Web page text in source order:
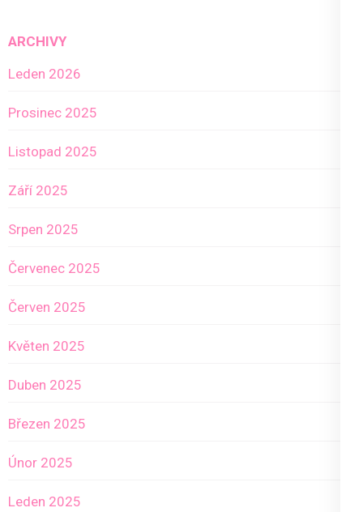
ARCHIVY
Leden 2026
Prosinec 2025
Listopad 2025
Září 2025
Srpen 2025
Červenec 2025
Červen 2025
Květen 2025
Duben 2025
Březen 2025
Únor 2025
Leden 2025